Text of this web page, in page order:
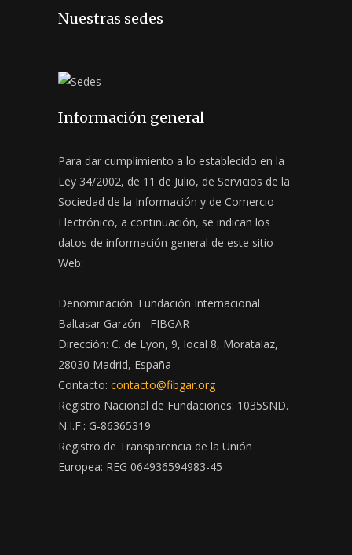
Nuestras sedes
Información general
Para dar cumplimiento a lo establecido en la
Ley 34/2002, de 11 de Julio, de Servicios de la
Sociedad de la Información y de Comercio
Electrónico, a continuación, se indican los
datos de información general de este sitio
Web:
Denominación: Fundación Internacional
Baltasar Garzón –FIBGAR–
Dirección: C. de Lyon, 9, local 8, Moratalaz,
28030 Madrid, España
Contacto: contacto@fibgar.org
Registro Nacional de Fundaciones: 1035SND.
N.I.F.: G-86365319
Registro de Transparencia de la Unión
Europea: REG 064936594983-45